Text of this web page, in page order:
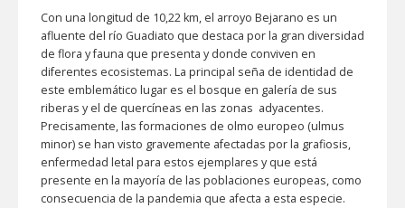
Con una longitud de 10,22 km, el arroyo Bejarano es un
afluente del río Guadiato que destaca por la gran diversidad
de flora y fauna que presenta y donde conviven en
diferentes ecosistemas. La principal seña de identidad de
este emblemático lugar es el bosque en galería de sus
riberas y el de quercíneas en las zonas adyacentes.
Precisamente, las formaciones de olmo europeo (ulmus
minor) se han visto gravemente afectadas por la grafiosis,
enfermedad letal para estos ejemplares y que está
presente en la mayoría de las poblaciones europeas, como
consecuencia de la pandemia que afecta a esta especie.